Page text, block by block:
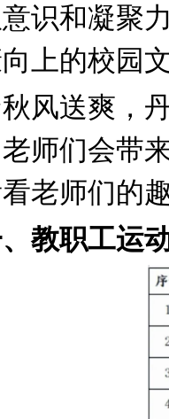
识和凝聚
上的校园
送爽，丹
师们会带
老师们的
教职工运